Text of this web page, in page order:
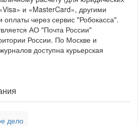
и «MasterCard», другими
через сервис "Робокасса".
АО "Почта России"
России. По Москве и
доступна курьерская
дело